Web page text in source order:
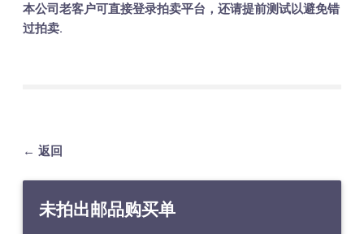
本公司老客户可直接登录拍卖平台，还请提前测试以避免错
过拍卖.
← 返回
未拍出邮品购买单